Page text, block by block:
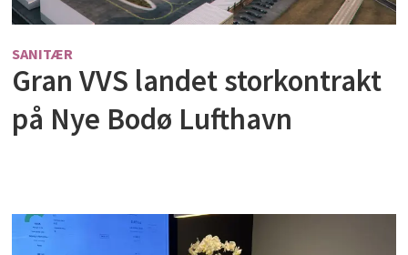
SANITÆR
Gran VVS landet storkontrakt
på Nye Bodø Lufthavn